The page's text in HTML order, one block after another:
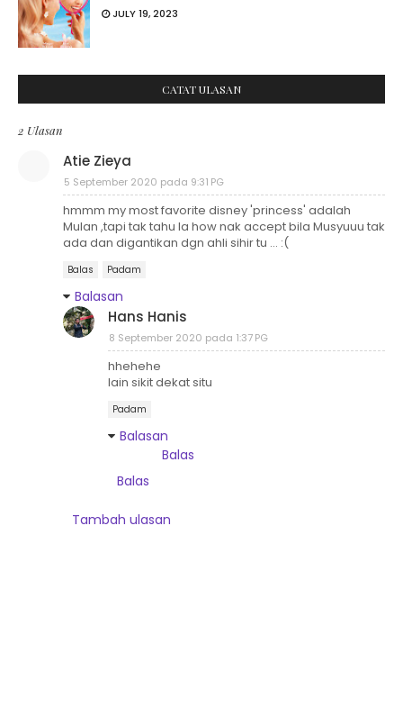
JULY 19, 2023
CATAT ULASAN
2 Ulasan
Atie Zieya
5 September 2020 pada 9:31 PG
hmmm my most favorite disney 'princess' adalah
Mulan ,tapi tak tahu la how nak accept bila Musyuuu tak
ada dan digantikan dgn ahli sihir tu ... :(
Balas Padam
Balasan
Hans Hanis
8 September 2020 pada 1:37 PG
hhehehe
lain sikit dekat situ
Padam
Balasan
Balas
Balas
Tambah ulasan